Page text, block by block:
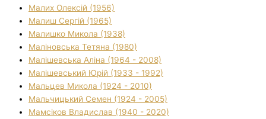
Малих Олексій (1956)
Малиш Сергій (1965)
Малишко Микола (1938)
Маліновська Тетяна (1980)
Малішевська Аліна (1964 - 2008)
Малішевський Юрій (1933 - 1992)
Мальцев Микола (1924 - 2010)
Мальчицький Семен (1924 - 2005)
Мамсіков Владислав (1940 - 2020)